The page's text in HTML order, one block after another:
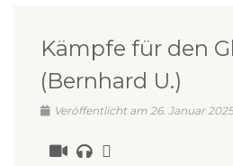
Kämpfe für den
(Bernhard U.)
Veröffentlicht am 26. Januar